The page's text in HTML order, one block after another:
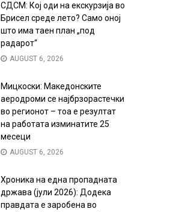
СДСМ: Кој оди на екскурзија во
Брисел среде лето? Само оној
што има таен план „под
радарот“
AUGUST 6, 2026
Мицкоски: Македонските
аеродроми се најбрзорастечки
во регионот – тоа е резултат
на работата изминатите 25
месеци
AUGUST 6, 2026
Хроника на една пропадната
држава (јули 2026): Додека
правдата е заробена во